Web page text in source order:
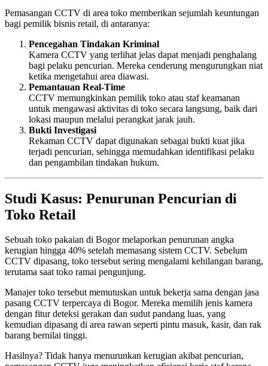
Pemasangan CCTV di area toko memberikan sejumlah keuntungan
bagi pemilik bisnis retail, di antaranya:
Pencegahan Tindakan Kriminal
Kamera CCTV yang terlihat jelas dapat menjadi penghalang
bagi pelaku pencurian. Mereka cenderung mengurungkan niat
ketika mengetahui area diawasi.
Pemantauan Real-Time
CCTV memungkinkan pemilik toko atau staf keamanan
untuk mengawasi aktivitas di toko secara langsung, baik dari
lokasi maupun melalui perangkat jarak jauh.
Bukti Investigasi
Rekaman CCTV dapat digunakan sebagai bukti kuat jika
terjadi pencurian, sehingga memudahkan identifikasi pelaku
dan pengambilan tindakan hukum.
Studi Kasus: Penurunan Pencurian di
Toko Retail
Sebuah toko pakaian di Bogor melaporkan penurunan angka
kerugian hingga 40% setelah memasang sistem CCTV. Sebelum
CCTV dipasang, toko tersebut sering mengalami kehilangan barang,
terutama saat toko ramai pengunjung.
Manajer toko tersebut memutuskan untuk bekerja sama dengan jasa
pasang CCTV terpercaya di Bogor. Mereka memilih jenis kamera
dengan fitur deteksi gerakan dan sudut pandang luas, yang
kemudian dipasang di area rawan seperti pintu masuk, kasir, dan rak
barang bernilai tinggi.
Hasilnya? Tidak hanya menurunkan kerugian akibat pencurian,